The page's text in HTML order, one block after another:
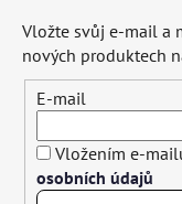
Vložte svůj e-mail a
nových produktech
E-mail
Vložením e-
osobních údajů